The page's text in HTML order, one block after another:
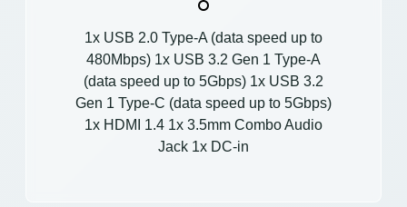
1x USB 2.0 Type-A (data speed up to
480Mbps) 1x USB 3.2 Gen 1 Type-A
(data speed up to 5Gbps) 1x USB 3.2
Gen 1 Type-C (data speed up to 5Gbps)
1x HDMI 1.4 1x 3.5mm Combo Audio
Jack 1x DC-in